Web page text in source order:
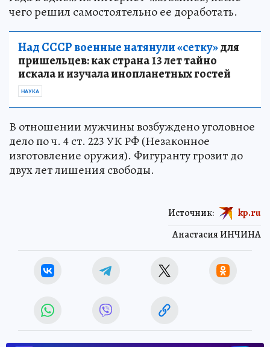
чего решил самостоятельно ее доработать.
Над СССР военные натянули «сетку»для
пришельцев: как страна 13 лет тайно
искала и изучала инопланетных гостей
НАУКА
В отношении мужчины возбуждено уголовное
дело по ч. 4 ст. 223 УК РФ (Незаконное
изготовление оружия). Фигуранту грозит до
двух лет лишения свободы.
Анастасия ИНЧИНА
Источник: kp.ru